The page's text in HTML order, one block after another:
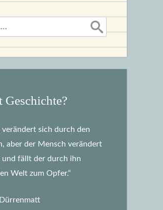
Geschichte?
verändert sich durch den
aber der Mensch verändert
und fällt der durch ihn
Welt zum Opfer.“